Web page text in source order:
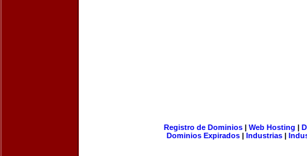
Registro de Dominios| Web Hosting |
Dominios Expirados | Industrias |